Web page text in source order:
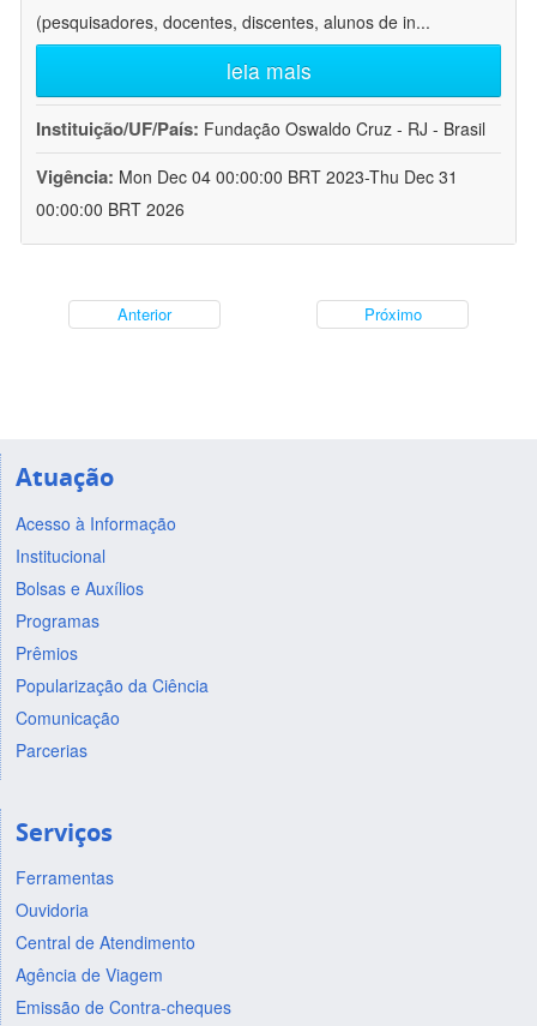
(pesquisadores, docentes, discentes, alunos de in...
leia mais
Instituição/UF/País: Fundação Oswaldo Cruz - RJ - Brasil
Vigência: Mon Dec 04 00:00:00 BRT 2023-Thu Dec 31
00:00:00 BRT 2026
Anterior Próximo
Atuação
Acesso à Informação
Institucional
Bolsas e Auxílios
Programas
Prêmios
Popularização da Ciência
Comunicação
Parcerias
Serviços
Ferramentas
Ouvidoria
Central de Atendimento
Agência de Viagem
Emissão de Contra-cheques